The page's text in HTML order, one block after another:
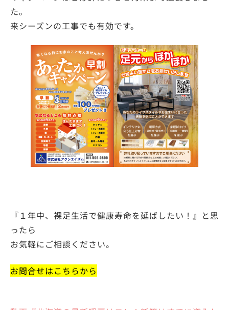
た。
来シーズンの工事でも有効です。
『１年中、裸足生活で健康寿命を延ばしたい！』と思
ったら
お気軽にご相談ください。
お問合せはこちらから